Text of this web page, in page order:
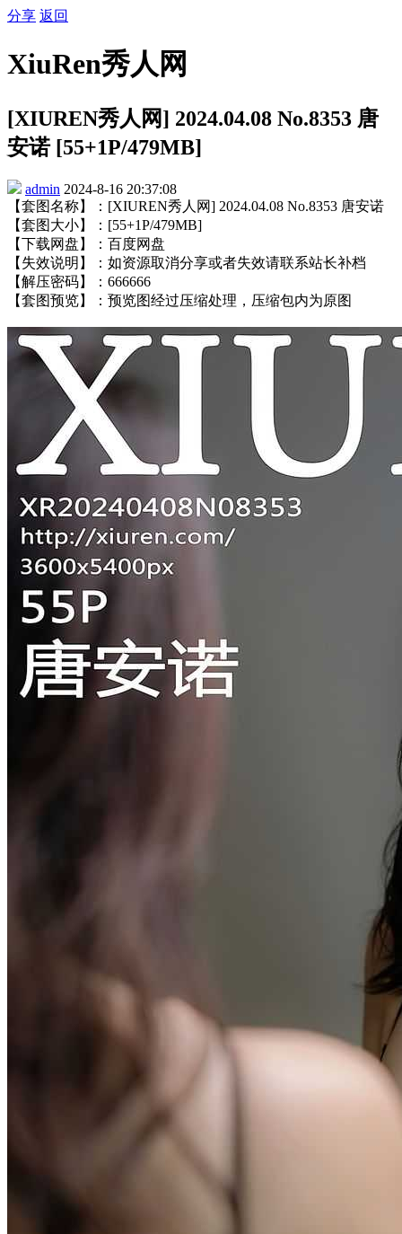
分享 返回
XiuRen秀人网
[XIUREN秀人网] 2024.04.08 No.8353 唐
安诺 [55+1P/479MB]
admin 2024-8-16 20:37:08
【套图名称】：[XIUREN秀人网] 2024.04.08 No.8353 唐安诺
【套图大小】：[55+1P/479MB]
【下载网盘】：百度网盘
【失效说明】：如资源取消分享或者失效请联系站长补档
【解压密码】：666666
【套图预览】：预览图经过压缩处理，压缩包内为原图